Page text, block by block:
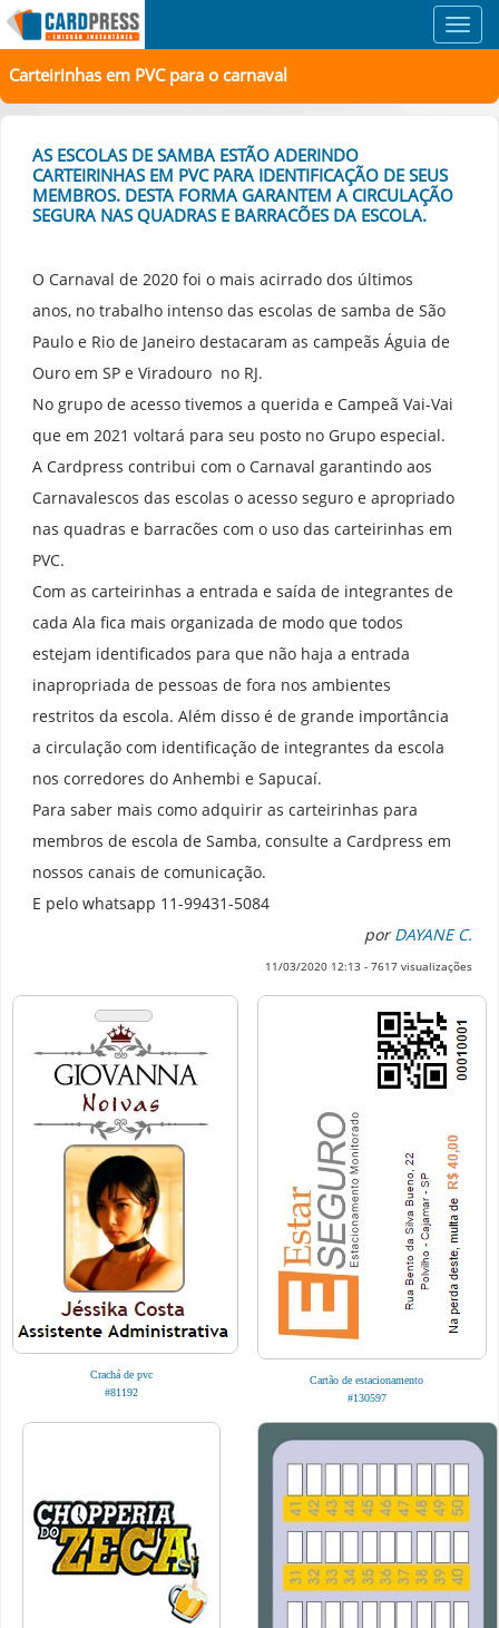
Carteirinhas em PVC para o carnaval
AS ESCOLAS DE SAMBA ESTÃO ADERINDO
CARTEIRINHAS EM PVC PARA IDENTIFICAÇÃO DE SEUS
MEMBROS. DESTA FORMA GARANTEM A CIRCULAÇÃO
SEGURA NAS QUADRAS E BARRACÕES DA ESCOLA.
O Carnaval de 2020 foi o mais acirrado dos últimos
anos, no trabalho intenso das escolas de samba de São
Paulo e Rio de Janeiro destacaram as campeãs Águia de
Ouro em SP e Viradouro no RJ.
No grupo de acesso tivemos a querida e Campeã Vai-Vai
que em 2021 voltará para seu posto no Grupo especial.
A Cardpress contribui com o Carnaval garantindo aos
Carnavalescos das escolas o acesso seguro e apropriado
nas quadras e barracões com o uso das carteirinhas em
PVC.
Com as carteirinhas a entrada e saída de integrantes de
cada Ala fica mais organizada de modo que todos
estejam identificados para que não haja a entrada
inapropriada de pessoas de fora nos ambientes
restritos da escola. Além disso é de grande importância
a circulação com identificação de integrantes da escola
nos corredores do Anhembi e Sapucaí.
Para saber mais como adquirir as carteirinhas para
membros de escola de Samba, consulte a Cardpress em
nossos canais de comunicação.
E pelo whatsapp 11-99431-5084
porDAYANE C.
11/03/2020 12:13 - 7617 visualizações
Crachá de pvc
#81192
Cartão de estacionamento
#130597